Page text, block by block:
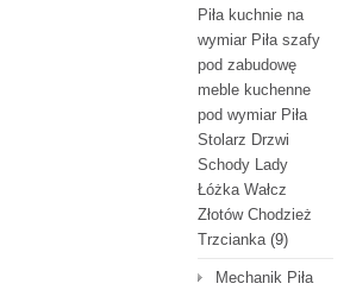
Piła kuchnie na
wymiar Piła szafy
pod zabudowę
meble kuchenne
pod wymiar Piła
Stolarz Drzwi
Schody Lady
Łóżka Wałcz
Złotów Chodzież
Trzcianka(9)
Mechanik Piła